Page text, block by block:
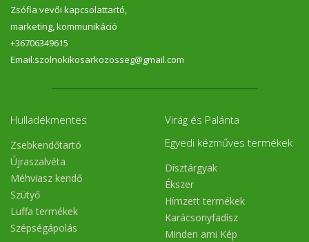
Zsófia vevői kapcsolattartó,
marketing, kommunikáció
+36706349615
Email:szolnokikosarkozosseg@gmail.com
Hulladékmentes
Zsebkendőtartó
Újraszalvéta
Méhviasz kendő
Szütyő
Luffa termékek
Szépségápolás
Virág és Palánta
Egyedi kézműves termékek
Dísztárgyak
Ékszer
Hímzett termékek
Karácsonyfadísz
Minden ami Kép